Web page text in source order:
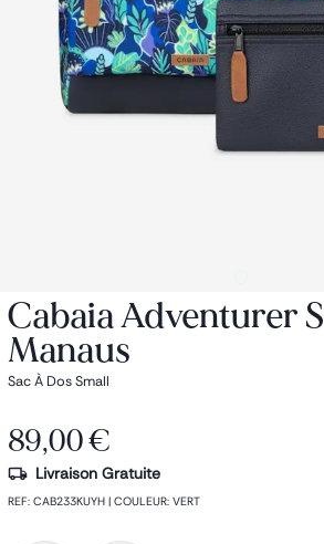
Porte monnaie
Bagagerie
Accessoires
Sac de voyage
Cabaia Adventurer S
Manaus
Sac À Dos Small
89,00 €
Livraison Gratuite
REF: CAB233KUYH | COULEUR: VERT